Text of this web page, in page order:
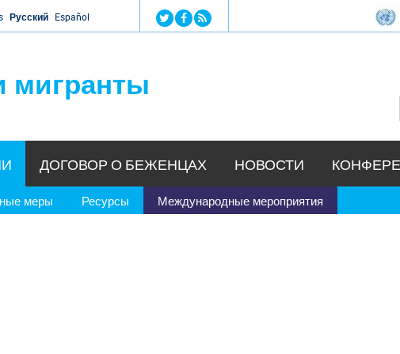
Jump to navigation
Русский Español
мигранты
меры Ресурсы Международные мероприятия
ДОГОВОР О БЕЖЕНЦАХ НОВОСТИ